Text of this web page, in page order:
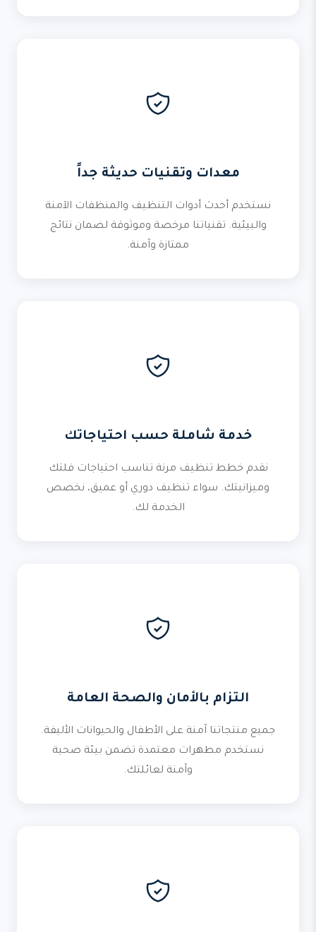
معدات وتقنيات حديثة جداً
نستخدم أحدث أدوات التنظيف والمنظفات الآمنة
والبيئية. تقنياتنا مرخصة وموثوقة لضمان نتائج
ممتازة وآمنة.
خدمة شاملة حسب احتياجاتك
نقدم خطط تنظيف مرنة تناسب احتياجات فلتك
وميزانيتك. سواء تنظيف دوري أو عميق، نخصص
الخدمة لك.
التزام بالأمان والصحة العامة
جميع منتجاتنا آمنة على الأطفال والحيوانات الأليفة.
نستخدم مطهرات معتمدة تضمن بيئة صحية
وآمنة لعائلتك.